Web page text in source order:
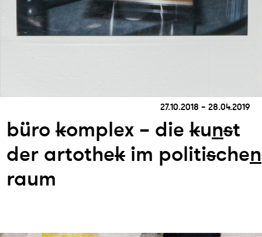
27.10.2018 – 28.04.2019
büro komplex – die kunst
der artothekim politischen
raum